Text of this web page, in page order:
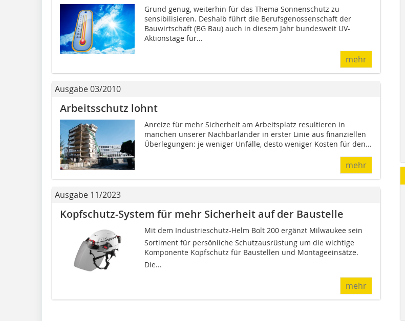
Grund genug, weiterhin für das Thema Sonnenschutz zu
sensibilisieren. Deshalb führt die Berufsgenossenschaft der
Bauwirtschaft (BG Bau) auch in diesem Jahr bundesweit UV-
Aktionstage für...
mehr
Ausgabe 03/2010
Arbeitsschutz lohnt
Anreize für mehr Sicherheit am Arbeitsplatz resultieren in
manchen unserer Nachbarländer in erster Linie aus finanziellen
Überlegungen: je weniger Unfälle, desto weniger Kosten für den...
mehr
Ausgabe 11/2023
Kopfschutz-System für mehr Sicherheit auf der Baustelle
Mit dem Industrieschutz-Helm Bolt 200 ergänzt Milwaukee sein
Sortiment für persönliche Schutzausrüstung um die wichtige
Komponente Kopfschutz für Baustellen und Montageeinsätze.
Die...
mehr